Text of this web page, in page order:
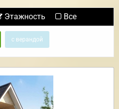
Этажность Все
с верандой